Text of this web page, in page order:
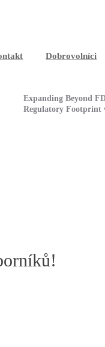
Dobrovolníci
Expanding Beyond
Regulatory Footprint